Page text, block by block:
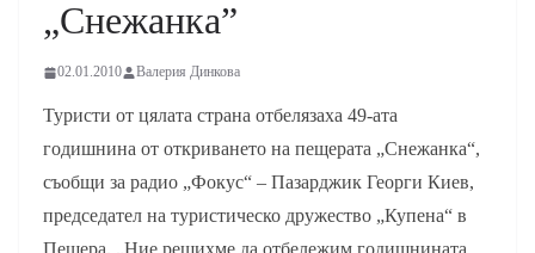
„Снежанка”
02.01.2010 Валерия Динкова
Туристи от цялата страна отбелязаха 49-ата
годишнина от откриването на пещерата „Снежанка“,
съобщи за радио „Фокус“ – Пазарджик Георги Киев,
председател на туристическо дружество „Купена“ в